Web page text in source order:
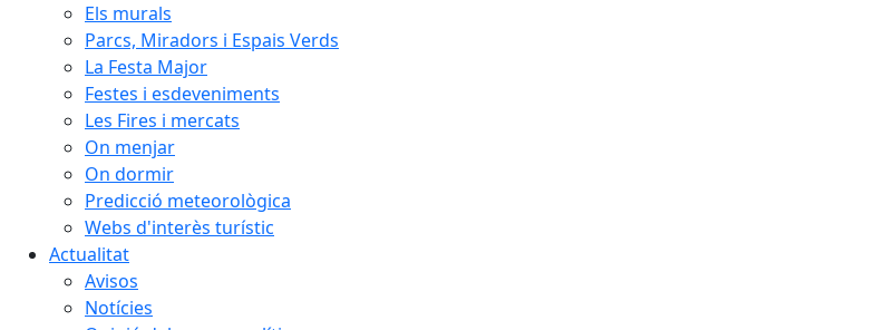
Els murals
Parcs, Miradors i Espais Verds
La Festa Major
Festes i esdeveniments
Les Fires i mercats
On menjar
On dormir
Predicció meteorològica
Webs d'interès turístic
Actualitat
Avisos
Notícies